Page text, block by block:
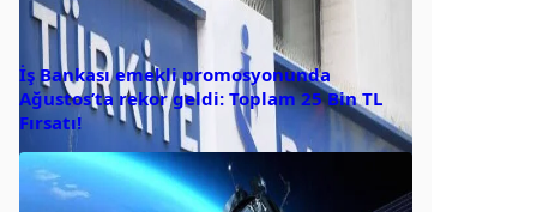
İş Bankası emekli promosyonunda
Ağustos’ta rekor geldi: Toplam 25 Bin TL
Fırsatı!